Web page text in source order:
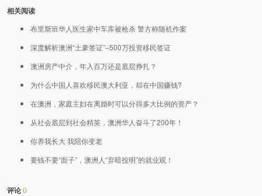
相关阅读
布里斯班华人医生家中车库被枪杀 警方称随机作案
深度解析澳洲“土豪签证”–500万投资移民签证
澳洲房产中介，年入百万还是底层挣扎？
为什么中国人喜欢移民澳大利亚，却在中国赚钱?
在澳洲，家庭主妇在离婚时可以分得多大比例的资产？
从社会底层到社会精英，澳洲华人奋斗了200年！
你养我长大 我陪你变老
要钱不要“面子”，澳洲人“弃暗投明”的就业观！
评论0